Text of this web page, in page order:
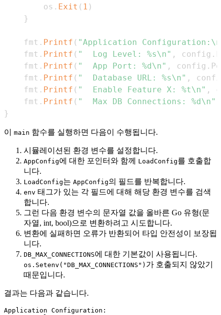
		os
. Exit ( 1 )
}
	fmt
. Printf ( "Application
	fmt
. Printf ( "  Log Level: %s\n" , config .
	fmt
. Printf ( "  App Port: %d\n" , config .
	fmt
. Printf ( "  Database URL: %s\n" ,
	fmt
. Printf ( "  Enable Feature X: %t\n" ,
	fmt
. Printf ( "  Max DB Connections: %d\n"
}
이 main 함수를 실행하면 다음이 수행됩니다.
시뮬레이션된 환경 변수를 설정합니다.
AppConfig에 대한 포인터와 함께 LoadConfig를 호출합
니다.
LoadConfig는 AppConfig의 필드를 반복합니다.
env 태그가 있는 각 필드에 대해 해당 환경 변수를 검색
합니다.
그런 다음 환경 변수의 문자열 값을 올바른 Go 유형(문
자열, int, bool)으로 변환하려고 시도합니다.
변환에 실패하면 오류가 반환되어 타입 안전성이 보장됩
니다.
DB_MAX_CONNECTIONS에 대한 기본값이 사용됩니다.
os.Setenv("DB_MAX_CONNECTIONS") 가 호출되지 않았기
때문입니다.
결과는 다음과 같습니다.
Application Configuration: